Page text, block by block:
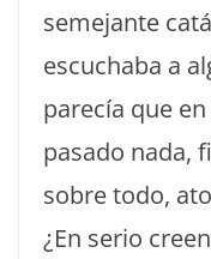
semejante
escuchaba a
parecía que
pasado nada,
sobre todo,
¿En serio